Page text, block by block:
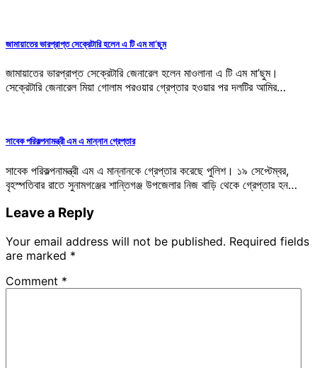
জামায়াতের ভারপ্রাপ্ত সেক্রেটারি হলেন এ টি এম মা’ছুম
জামায়াতের ভারপ্রাপ্ত সেক্রেটারি জেনারেল হলেন মাওলানা এ টি এম মা’ছুম।
সেক্রেটারি জেনারেল মিয়া গোলাম পরওয়ার গ্রেপ্তার হওয়ার পর দলটির আমির…
সাবেক পরিকল্পনামন্ত্রী এম এ মান্নান গ্রেপ্তার
সাবেক পরিকল্পনামন্ত্রী এম এ মান্নানকে গ্রেপ্তার করেছে পুলিশ। ১৯ সেপ্টেম্বর,
বৃহস্পতিবার রাতে সুনামগঞ্জের শান্তিগঞ্জ উপজেলার নিজ বাড়ি থেকে গ্রেপ্তার হন…
Leave a Reply
Your email address will not be published. Required fields
are marked *
Comment *